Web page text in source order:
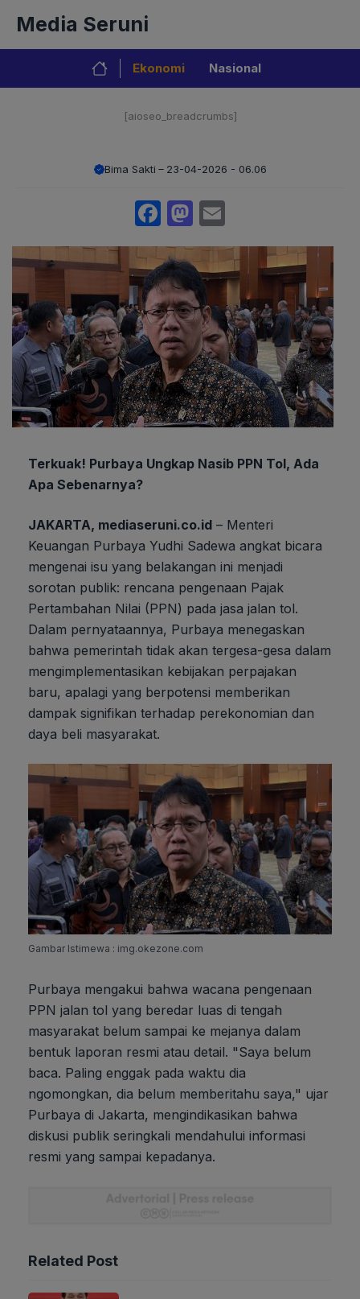
isi
Media Seruni
Ekonomi Nasional
[aioseo_breadcrumbs]
Bima Sakti 23-04-2026 - 06.06
Facebook
Mastodon
Terkuak! Purbaya Ungkap Nasib PPN Tol, Ada
Apa Sebenarnya?
JAKARTA, mediaseruni.co.id – Menteri
Keuangan Purbaya Yudhi Sadewa angkat bicara
mengenai isu yang belakangan ini menjadi
sorotan publik: rencana pengenaan Pajak
Pertambahan Nilai (PPN) pada jasa jalan tol.
Dalam pernyataannya, Purbaya menegaskan
bahwa pemerintah tidak akan tergesa-gesa dalam
mengimplementasikan kebijakan perpajakan
baru, apalagi yang berpotensi memberikan
dampak signifikan terhadap perekonomian dan
daya beli masyarakat.
Gambar Istimewa : img.okezone.com
Purbaya mengakui bahwa wacana pengenaan
PPN jalan tol yang beredar luas di tengah
masyarakat belum sampai ke mejanya dalam
bentuk laporan resmi atau detail. "Saya belum
baca. Paling enggak pada waktu dia
ngomongkan, dia belum memberitahu saya," ujar
Purbaya di Jakarta, mengindikasikan bahwa
diskusi publik seringkali mendahului informasi
resmi yang sampai kepadanya.
Related Post